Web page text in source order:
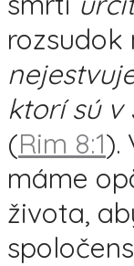
rozsudok
ktorí sú v
(Rim 8:1).
máme
života,